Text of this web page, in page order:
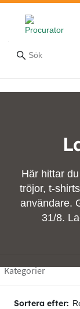
Här hittar
tröjor, t-
användare.
31/8.
Kategorier
Sortera efter: